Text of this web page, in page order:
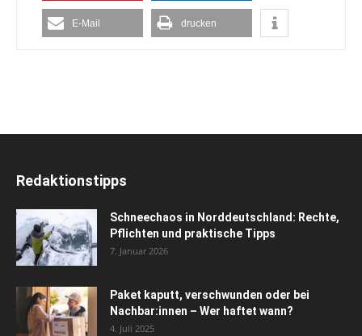
E-Mail drucken
Redaktionstipps
Schneechaos in Norddeutschland: Rechte,
Pflichten und praktische Tipps
7. Januar 2026
Paket kaputt, verschwunden oder bei
Nachbar:innen – Wer haftet wann?
4. Juli 2025